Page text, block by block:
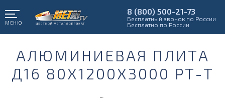
МЕНЮ
8 (800) 500-21-73
Бесплатный звонок по России
Бесплатно по России
АЛЮМИНИЕВАЯ ПЛИТА
Д16 80Х1200Х3000 РТ-Т